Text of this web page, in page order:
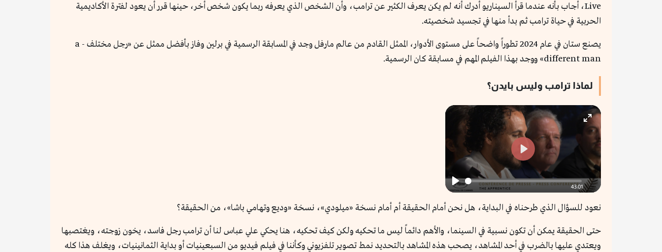
Live، أجاب بأنه عندما قرأ السيناريو أدرك أنه لم يكن يعرف الكثير عن ترامب، وأن الشخص الذي يعرفه ربما يكون شخص أخر، حينها قرر أن يعود لفترة الأكاديمية
الحربية في حياة ترامب ثم بدأ منها في تجسيد شخصيته.
يصنع ستان في عام 2024 تطوراً واضحاً على مستوى الأدوار، الممثل القادم من عالم مارفل وجد في المسابقة الرسمية في برلين وفاز بأفضل ممثل عن «رجل مختلف - a
different man» ووجد بهذا الفيلم المهم في مسابقة كان الرسمية.
لماذا ترامب وليس بايدن؟
Play
43:01
Enter
fullscreen
Play
نعود للسؤال الذي طرحناه في البداية، هل نحن أمام الحقيقة أم أمام نسخة «ميلودي»، نسخة «وديع وتهامي باشا»، من الحقيقة؟
حتى الحقيقة يمكن أن تكون نسبية في السينما، والأهم دائماً ليس ما تحكيه ولكن كيف تحكيه، هنا يحكي علي عباس لنا أن ترامب رجل فاسد، يخون زوجته، ويغتصبها
ويعتدي عليها بالضرب في أحد المشاهد، يصحب هذه المشاهد بالتحديد نمط تصوير تلفزيوني وكأننا في فيلم فيديو من السبعينيات أو بداية الثمانينيات، ويغلف هذا كله